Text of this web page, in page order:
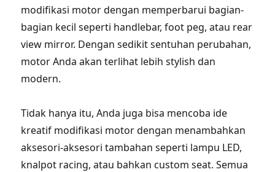
modifikasi motor dengan memperbarui bagian-
bagian kecil seperti handlebar, foot peg, atau rear
view mirror. Dengan sedikit sentuhan perubahan,
motor Anda akan terlihat lebih stylish dan
modern.
Tidak hanya itu, Anda juga bisa mencoba ide
kreatif modifikasi motor dengan menambahkan
aksesori-aksesori tambahan seperti lampu LED,
knalpot racing, atau bahkan custom seat. Semua